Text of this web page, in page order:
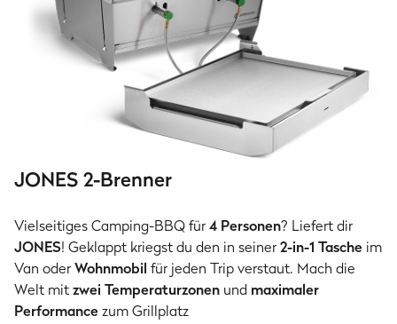
JONES 2-Brenner
Vielseitiges Camping-BBQ für4 Personen? Liefert dir
JONES! Geklappt kriegst du den in seiner2-in-1 Tasche im
Van oderWohnmobil für jeden Trip verstaut. Mach die
Welt mitzwei Temperaturzonen und maximaler
Performancezum Grillplatz